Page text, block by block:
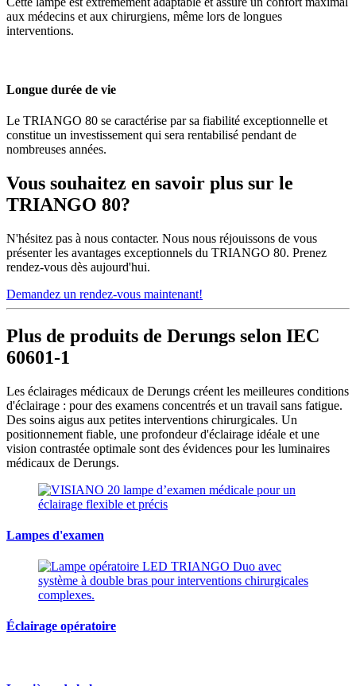
aux médecins et aux chirurgiens, même lors de longues
interventions.
Longue durée de vie
Le TRIANGO 80 se caractérise par sa fiabilité exceptionnelle et
constitue un investissement qui sera rentabilisé pendant de
nombreuses années.
Vous souhaitez en savoir plus sur le
TRIANGO 80?
N'hésitez pas à nous contacter. Nous nous réjouissons de vous
présenter les avantages exceptionnels du TRIANGO 80. Prenez
rendez-vous dès aujourd'hui.
Demandez un rendez-vous maintenant!
Plus de produits de Derungs selon IEC
60601-1
Les éclairages médicaux de Derungs créent les meilleures conditions
d'éclairage : pour des examens concentrés et un travail sans fatigue.
Des soins aigus aux petites interventions chirurgicales. Un
positionnement fiable, une profondeur d'éclairage idéale et une
vision contrastée optimale sont des évidences pour les luminaires
médicaux de Derungs.
Lampes d'examen
Éclairage opératoire